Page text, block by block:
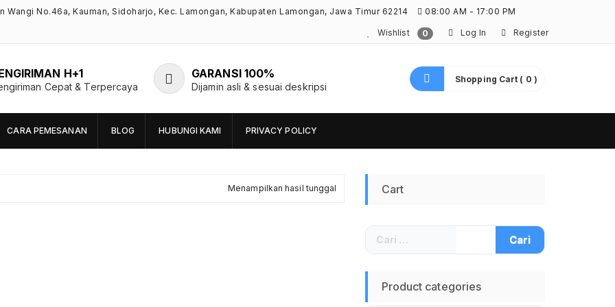
Wangi No.46a, Kauman, Sidoharjo, Kec. Lamongan, Kabupaten Lamongan, Jawa Timur 62214 08:00 AM - 17:00 PM
Wishlist 0 Log In Register
H+1
Cepat & Terpercaya
GARANSI 100%
Dijamin asli & sesuai deskripsi
Shopping Cart ( 0 )
CARA PEMESANAN BLOG HUBUNGI KAMI PRIVACY POLICY
Menampilkan hasil tunggal Cart
Cari
untuk:
Product categories